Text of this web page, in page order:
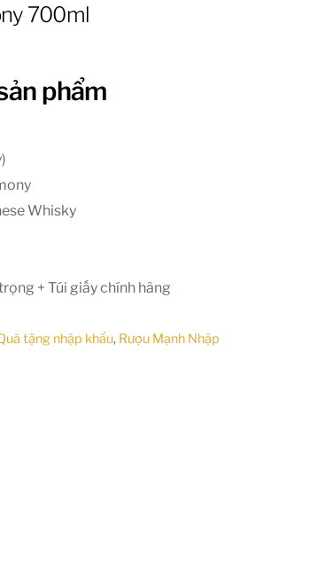
700ml
phẩm
Whisky
+ Túi giấy chính hãng
tặng nhập khẩu, Rượu Mạnh Nhập